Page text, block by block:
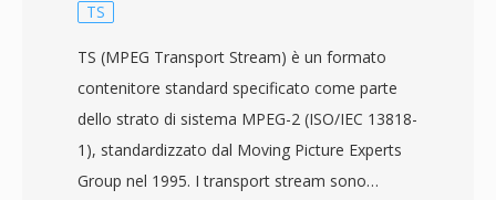
TS
TS (MPEG Transport Stream) è un formato
contenitore standard specificato come parte
dello strato di sistema MPEG-2 (ISO/IEC 13818-
1), standardizzato dal Moving Picture Experts
Group nel 1995. I transport stream sono